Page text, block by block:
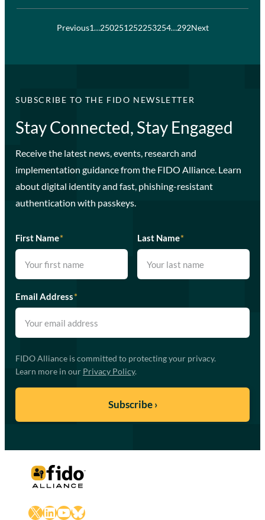
Previous1…250251252253254…292Next
SUBSCRIBE TO THE FIDO NEWSLETTER
Stay Connected, Stay Engaged
Receive the latest news, events, research and
implementation guidance from the FIDO Alliance. Learn
about digital identity and fast, phishing-resistant
authentication with passkeys.
First Name* Last Name*
Email Address*
FIDO Alliance is committed to protecting your privacy.
Learn more in our Privacy Policy.
X LinkedIn
YouTube
Bluesky